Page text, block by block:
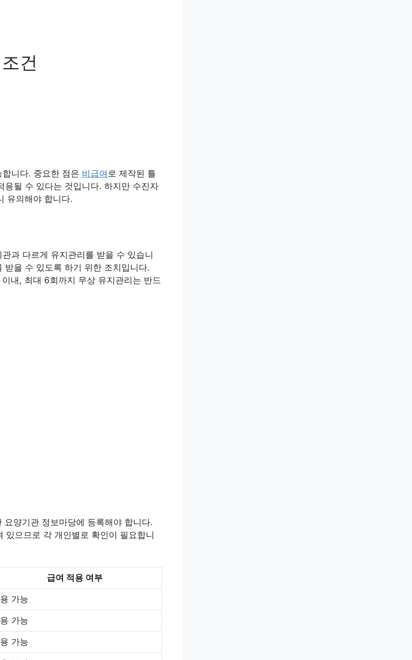
건
니다. 중요한 점은 비급여 로 제작된 틀
될 수 있다는 것입니다. 하지만 수진자
유의해야 합니다.
과 다르게 유지관리를 받을 수 있습니
을 수 있도록 하기 위한 조치입니다.
내, 최대 6회까지 무상 유지관리는 반드
양기관 정보마당에 등록해야 합니다.
있으므로 각 개인별로 확인이 필요합니
급여 적용 여부
가능
가능
가능